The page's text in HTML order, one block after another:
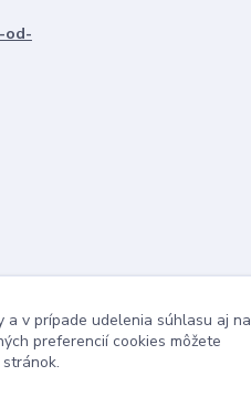
od-
a v prípade udelenia súhlasu aj na
preferencií cookies môžete